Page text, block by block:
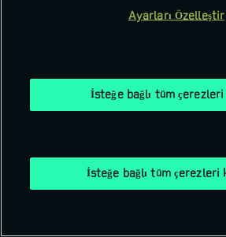
Ayarları Özelleştir
İsteğe bağlı tüm
İsteğe bağlı tüm çerezleri